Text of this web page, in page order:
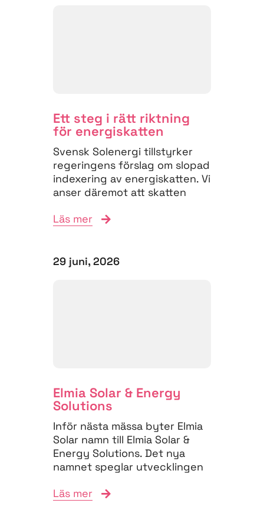
Ett steg i rätt riktning
för energiskatten
Svensk Solenergi tillstyrker
regeringens förslag om slopad
indexering av energiskatten. Vi
anser däremot att skatten
att...
Läs mer
29 juni, 2026
Elmia Solar & Energy
Solutions
Inför nästa mässa byter Elmia
Solar namn till Elmia Solar &
Energy Solutions. Det nya
namnet speglar utvecklingen
Läs mer